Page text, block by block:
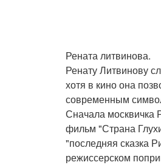
Рената литвинова.
Ренату Литвинову
хотя в кино она
современным
Сначала москвичка
фильм "Страна
"последняя сказка
режиссерском